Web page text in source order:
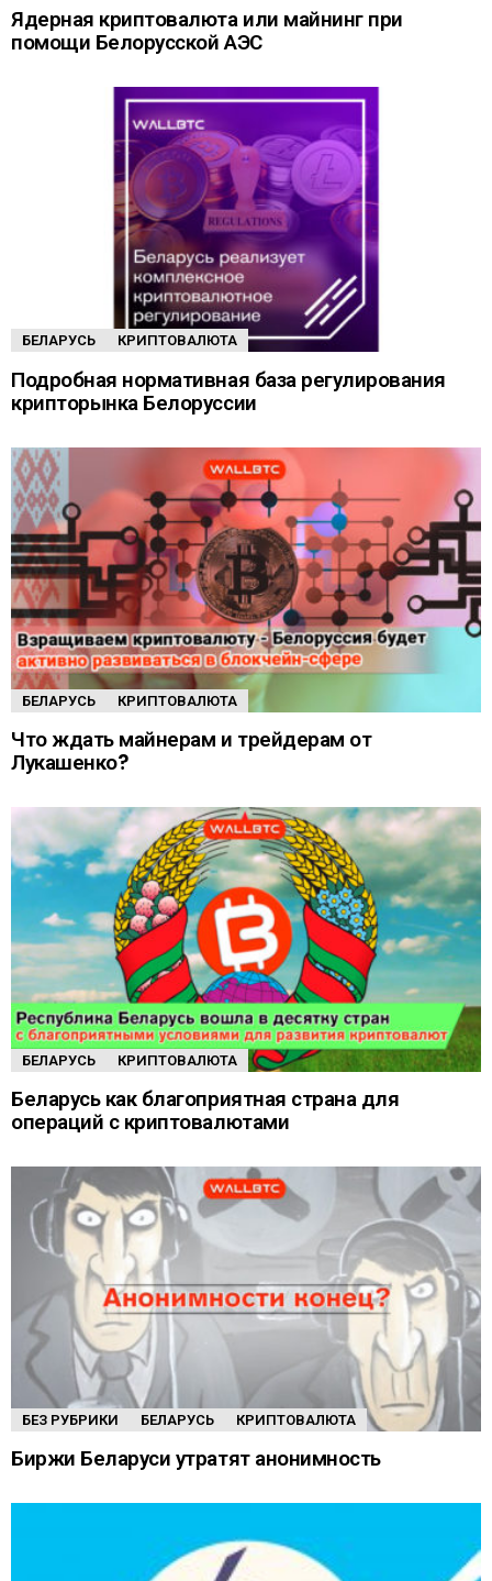
Ядерная криптовалюта или майнинг при
помощи Белорусской АЭС
БЕЛАРУСЬ КРИПТОВАЛЮТА
Подробная нормативная база регулирования
крипторынка Белоруссии
БЕЛАРУСЬ КРИПТОВАЛЮТА
Что ждать майнерам и трейдерам от
Лукашенко?
БЕЛАРУСЬ КРИПТОВАЛЮТА
Беларусь как благоприятная страна для
операций с криптовалютами
БЕЗ РУБРИКИ БЕЛАРУСЬ КРИПТОВАЛЮТА
Биржи Беларуси утратят анонимность